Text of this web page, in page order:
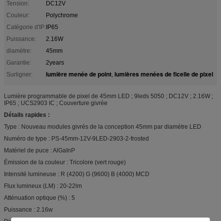
Tension:
DC12V
Couleur:
Polychrome
Catégorie d'IP:IP65
Puissance:
2.16W
diamètre:
45mm
Garantie:
2years
Surligner:
lumière menée de point, lumières menées de ficelle de pixel
Lumière programmable de pixel de 45mm LED ; 9leds 5050 ; DC12V ; 2.16W ;
IP65 ; UCS2903 IC ; Couverture givrée
Détails rapides :
Type : Nouveau modules givrés de la conception 45mm par diamètre LED
Numéro de type : PS-45mm-12V-9LED-2903-2-frosted
Matériel de puce : AlGaInP
Émission de la couleur : Tricolore (vert rouge)
Intensité lumineuse : R (4200) G (9600) B (4000) MCD
Flux lumineux (LM) : 20-22lm
Atténuation optique (%) : 5
Puissance : 2.16w